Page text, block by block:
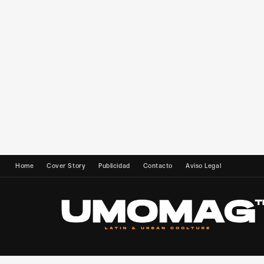
Home Cover Story Publicidad Contacto Aviso Legal